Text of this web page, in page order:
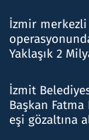
İzmir merkezli
Yaklaşık 2
İzmit
Başkan
eşi gözaltına